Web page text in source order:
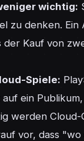
wichtig:
zu denken.
der Kauf von
Spiele:
ein
werden
vor, dass